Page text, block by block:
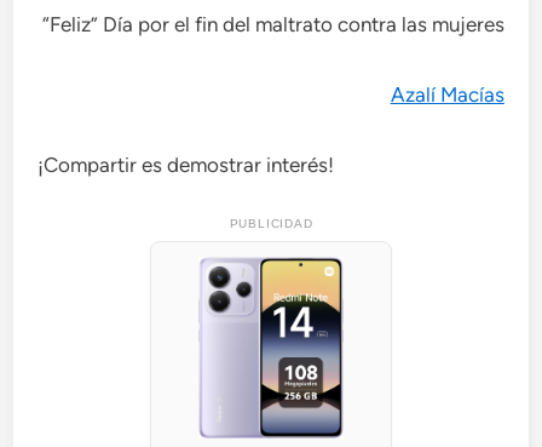
“Feliz” Día por el fin del maltrato contra las mujeres
Azalí Macías
¡Compartir es demostrar interés!
PUBLICIDAD